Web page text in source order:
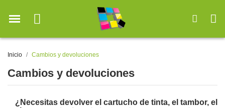
Inicio Cambios y devoluciones
Cambios y devoluciones
¿Necesitas devolver el cartucho de tinta, el tambor, el